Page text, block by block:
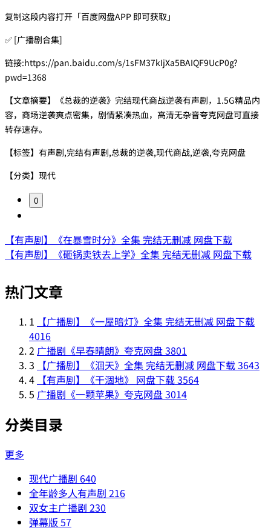
复制这段内容打开「百度网盘APP 即可获取」
✅ [广播剧合集]
链接:https://pan.baidu.com/s/1sFM37kIjXa5BAIQF9UcP0g?
pwd=1368
【文章摘要】《总裁的逆袭》完结现代商战逆袭有声剧，1.5G精品内
容，商场逆袭爽点密集，剧情紧凑热血，高清无杂音夸克网盘可直接
转存速存。
【标签】有声剧,完结有声剧,总裁的逆袭,现代商战,逆袭,夸克网盘
【分类】现代
0
【有声剧】《在暴雪时分》全集 完结无删减 网盘下载
【有声剧】《砸锅卖铁去上学》全集 完结无删减 网盘下载
热门文章
1
【广播剧】《一屋暗灯》全集 完结无删减 网盘下载
4016
2 广播剧《早春晴朗》夸克网盘3801
3
【广播剧】《洄天》全集 完结无删减 网盘下载3643
4 【有声剧】《干涸地》 网盘下载3564
5 广播剧《一颗苹果》夸克网盘3014
分类目录
更多
现代广播剧 640
全年龄多人有声剧 216
双女主广播剧 230
弹幕版 57